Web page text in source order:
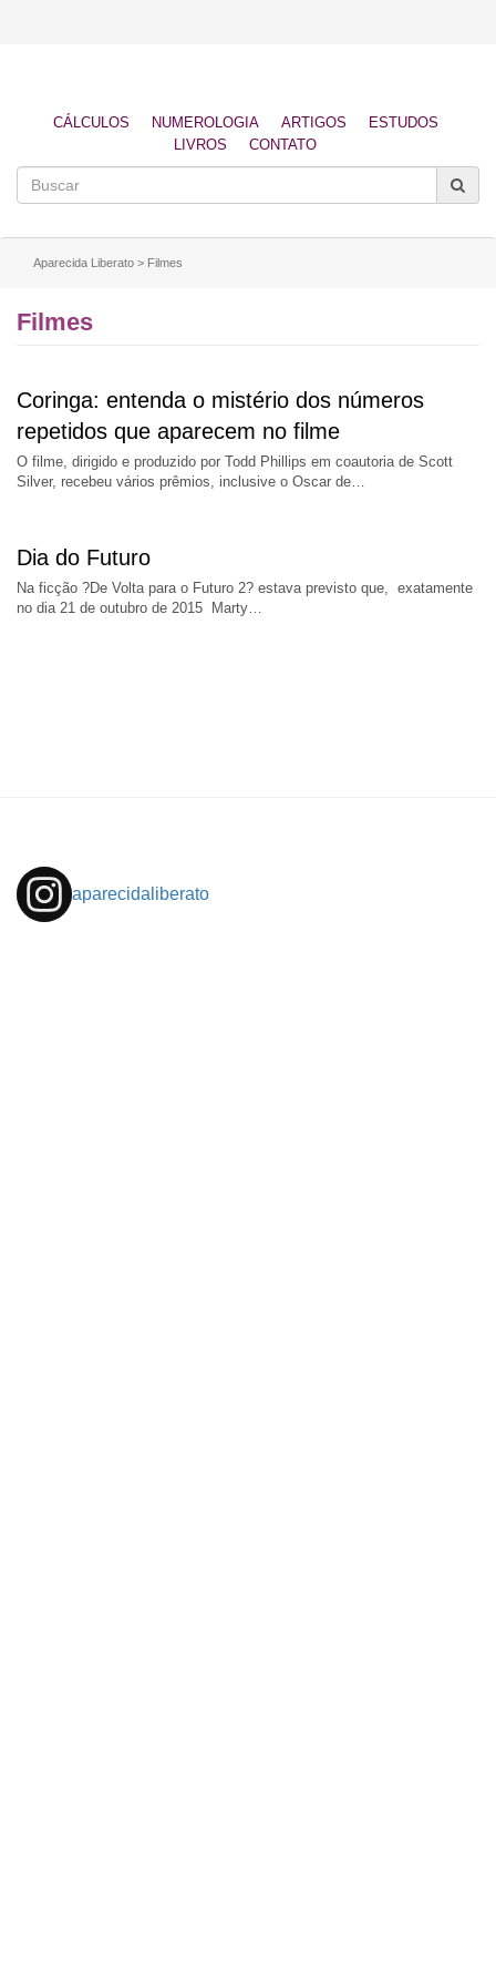
CÁLCULOS NUMEROLOGIA ARTIGOS
ESTUDOS
LIVROS
CONTATO
Aparecida Liberato > Filmes
Filmes
Coringa: entenda o mistério dos números
repetidos que aparecem no filme
O filme, dirigido e produzido por Todd Phillips em coautoria de Scott
Silver, recebeu vários prêmios, inclusive o Oscar de…
Dia do Futuro
Na ficção ?De Volta para o Futuro 2? estava previsto que, exatamente
no dia 21 de outubro de 2015 Marty…
aparecidaliberato